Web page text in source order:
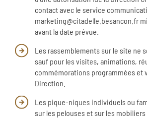
contact avec le service
marketing@citadelle.besancon.fr
avant la date prévue.
Les rassemblements sur le site ne
sauf pour les visites, animations,
commémorations programmées et
Direction.
Les pique-niques individuels ou
sur les pelouses et sur les